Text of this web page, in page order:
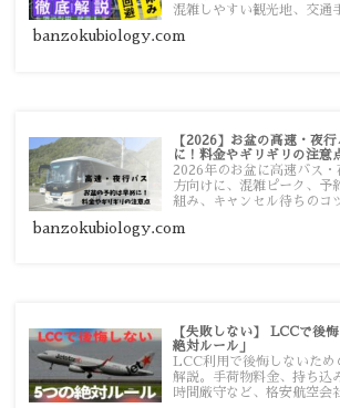
混雑しやすい観光地、交通
banzokubiology.com
【2026】お盆の高速・夜
に！料金やギリギリの注意
2026年のお盆に高速バス・
方向けに、混雑ピーク、予
組み、キャンセル待ちのコ
banzokubiology.com
【失敗しない】 LCCで後
絶対ルール」
LCC利用で後悔しないため
解説。手荷物料金、持ち込
時間厳守など、格安航空会